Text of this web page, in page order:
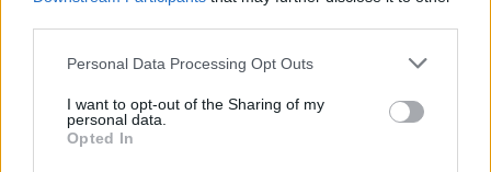
Please note that this website/app uses one or more Google
not limited to your visit or usage behaviour. You may click to
grant or deny consent to Google and its third-party tags to
use your data for below specified purposes in below Google
Personal Data Processing Opt Outs
I want to opt-out of the Sharing of my
personal data.
Opted In
és az Al-Aksza Mártírjainak Brigádja már
bosszút ígértek. Mindkét terrorszervezet az
Egyesült Államok és az EU terrorlistáján
szerepel.